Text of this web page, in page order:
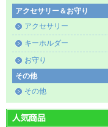
アクセサリー＆お守り
アクセサリー
キーホルダー
お守り
その他
その他